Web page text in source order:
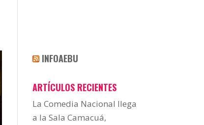
INFOAEBU
ARTÍCULOS RECIENTES
La Comedia Nacional llega
a la Sala Camacuá,